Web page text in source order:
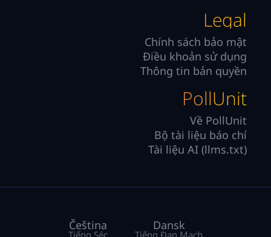
Legal
Chính sách bảo mật
Điều khoản sử dụng
Thông tin bản quyền
PollUnit
Về PollUnit
Bộ tài liệu báo chí
Tài liệu AI (llms.txt)
Čeština
Tiếng Séc
Dansk
Tiếng Đan Mạch